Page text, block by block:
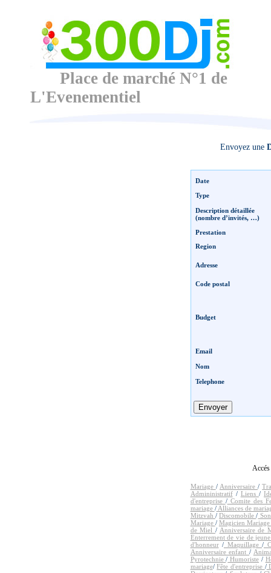
Place de marché N°1 de
L'Evenementiel
Envoyez une
Date
Type
Description détaillée
(nombre d’invités, …)
Prestation
Region
Adresse
Code postal
Budget
Email
Nom
Telephone
Mariage / Anniversaire/
Admininistratif/ Liens /
d'entreprise /Comite des
mariage /Alliances de
Mitzvah /Discomobile/
Mariage / Magicien
de Miel / Anniversaire de
Enterrement de vie de
d'honneur/ Maquillage /
Anniversaire enfant /
Pyrotechnie/ Humoriste /
mariage/Fête d'entreprise /